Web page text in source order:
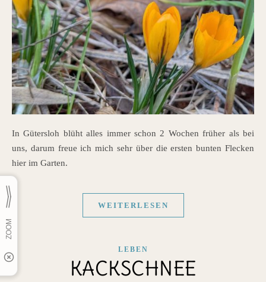
In Gütersloh blüht alles immer schon 2 Wochen früher als bei
uns, darum freue ich mich sehr über die ersten bunten Flecken
hier im Garten.
WEITERLESEN
LEBEN
KACKSCHNEE